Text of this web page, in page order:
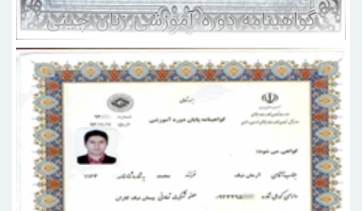
گواهینامه دوره آموزشی زبان چینی